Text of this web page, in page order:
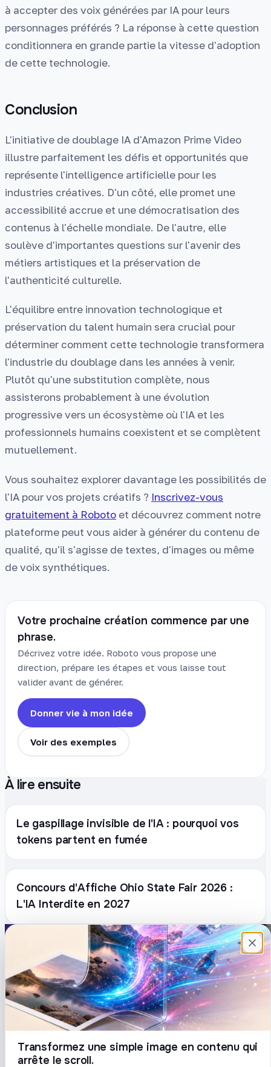
à accepter des voix générées par IA pour leurs
personnages préférés ? La réponse à cette question
conditionnera en grande partie la vitesse d'adoption
de cette technologie.
Conclusion
L'initiative de doublage IA d'Amazon Prime Video
illustre parfaitement les défis et opportunités que
représente l'intelligence artificielle pour les
industries créatives. D'un côté, elle promet une
accessibilité accrue et une démocratisation des
contenus à l'échelle mondiale. De l'autre, elle
soulève d'importantes questions sur l'avenir des
métiers artistiques et la préservation de
l'authenticité culturelle.
L'équilibre entre innovation technologique et
préservation du talent humain sera crucial pour
déterminer comment cette technologie transformera
l'industrie du doublage dans les années à venir.
Plutôt qu'une substitution complète, nous
assisterons probablement à une évolution
progressive vers un écosystème où l'IA et les
professionnels humains coexistent et se complètent
mutuellement.
Vous souhaitez explorer davantage les possibilités de
l'IA pour vos projets créatifs ? Inscrivez-vous
gratuitement à Roboto et découvrez comment notre
plateforme peut vous aider à générer du contenu de
qualité, qu'il s'agisse de textes, d'images ou même
de voix synthétiques.
Votre prochaine création commence par une
phrase.
Décrivez votre idée. Roboto vous propose une
direction, prépare les étapes et vous laisse tout
valider avant de générer.
Donner vie à mon idée
Voir des exemples
À lire ensuite
Le gaspillage invisible de l'IA : pourquoi vos
tokens partent en fumée
Concours d'Affiche Ohio State Fair 2026 :
L'IA Interdite en 2027
Transformez une simple image en contenu qui
arrête le scroll.
Plateforme française de création de
contenu avec l’IA. Demandez, Roboto crée.
DÉCOUVRIR
Prompts
Blog
Tarifs
COMPTE
Connexion
Créer un compte
Mot de passe oublié